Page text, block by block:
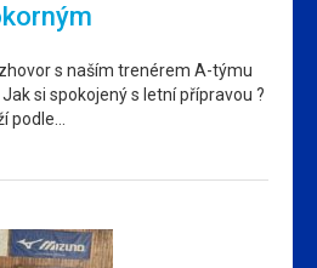
s naším trenérem A-týmu
si spokojený s letní přípravou ?
podle…